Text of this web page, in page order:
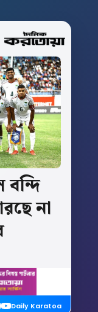
বন্দি
না
Daily Karatoa